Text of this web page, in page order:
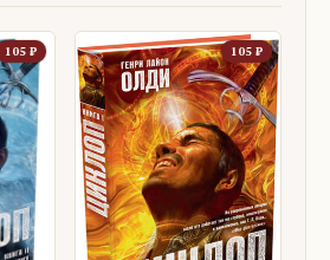
105 ₽ 105 ₽